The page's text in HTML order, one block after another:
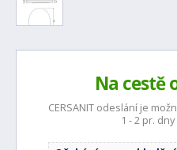
Na cestě
CERSANIT odeslání je
1 - 2 pr.